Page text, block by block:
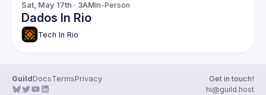
Sat, May 17th · 3AMIn-Person
Dados In Rio
Tech In Rio
GuildDocsTermsPrivacy
Get in touch!
hi@guild.host